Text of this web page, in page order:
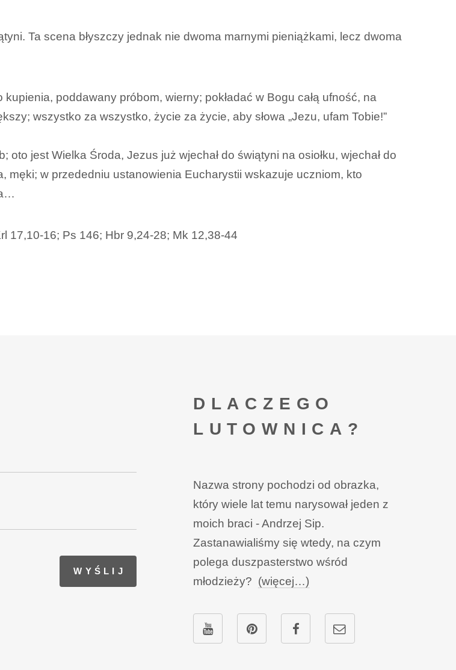
Ta scena błyszczy jednak nie dwoma marnymi pieniążkami, lecz dwoma
poddawany próbom, wierny; pokładać w Bogu całą ufność, na
wszystko za wszystko, życie za życie, aby słowa „Jezu, ufam Tobie!”
jest Wielka Środa, Jezus już wjechał do świątyni na osiołku, wjechał do
męki; w przededniu ustanowienia Eucharystii wskazuje uczniom, kto
17,10-16; Ps 146; Hbr 9,24-28; Mk 12,38-44
DLACZEGO
LUTOWNICA?
Nazwa strony pochodzi od obrazka,
który wiele lat temu narysował jeden z
moich braci - Andrzej Sip.
Zastanawialiśmy się wtedy, na czym
polega duszpasterstwo wśród
młodzieży? (więcej…)